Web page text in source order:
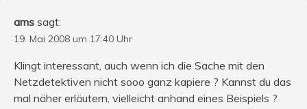
ams sagt:
19. Mai 2008 um 17:40 Uhr
Klingt interessant, auch wenn ich die Sache mit den
Netzdetektiven nicht sooo ganz kapiere ? Kannst du das
mal näher erläutern, vielleicht anhand eines Beispiels ?